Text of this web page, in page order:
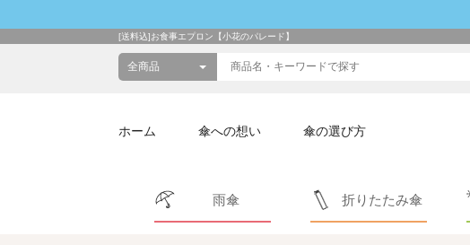
[送料込]お食事エプロン【小花のパレード】
ホーム 傘への想い 傘の選び方
雨傘 折りたたみ傘